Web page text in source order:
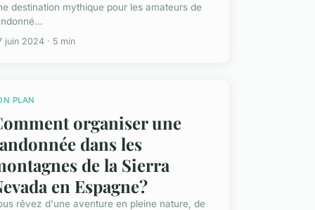
destination mythique pour les amateurs de
juin 2024 · 5 min
PLAN
organiser une
dans les
de la Sierra
en Espagne?
rêvez d'une aventure en pleine nature, de